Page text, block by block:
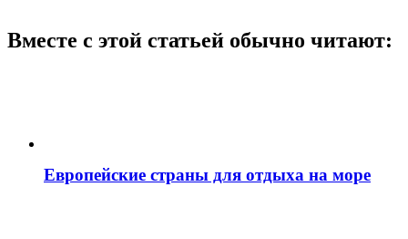
Вместе с этой статьей обычно читают:
Европейские страны для отдыха на море